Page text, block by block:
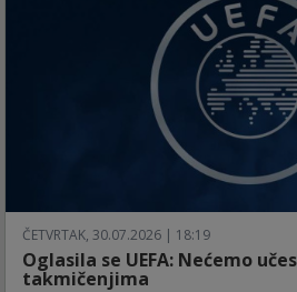
ČETVRTAK, 30.07.2026 | 18:19
Oglasila se UEFA: Nećemo
takmičenjima